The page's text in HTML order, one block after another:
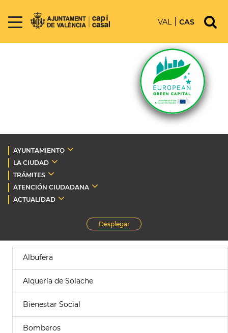
VAL CAS
AYUNTAMIENTO
LA CIUDAD
TRÁMITES
ATENCIÓN CIUDADANA
ACTUALIDAD
Desplegar
Albufera
Alquería de Solache
Bienestar Social
Bomberos